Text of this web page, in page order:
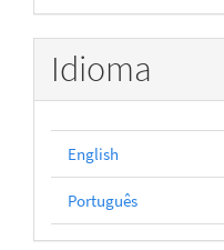
Idioma
English
Português